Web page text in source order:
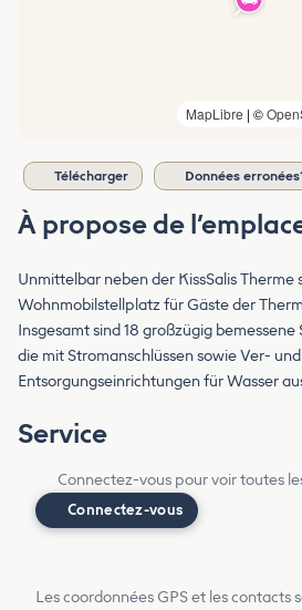
MapLibre | ©
Télécharger Données
À propose de
Unmittelbar neben der KissSalis Therme
Wohnmobilstellplatz für Gäste der
Insgesamt sind 18 großzügig
die mit Stromanschlüssen sowie Ver- und
Entsorgungseinrichtungen für Wasser
Service
Connectez-vous pour voir toutes
Connectez-vous
Les coordonnées GPS et les contacts